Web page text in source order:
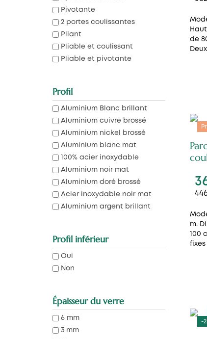
Pivotante
2 portes coulissantes
Pliant
Pliable et coulissant
Pliable et pivotante
Profil
Aluminium Blanc brillant
Aluminium cuivre brossé
Aluminium nickel brossé
Aluminium blanc mat
100% acier inoxydable
Aluminium noir mat
Aluminium doré brossé
Acier inoxydable noir mat
Aluminium argent brillant
Profil inférieur
Oui
Non
Épaisseur du verre
6 mm
3 mm
de
m.
100
fixes
-